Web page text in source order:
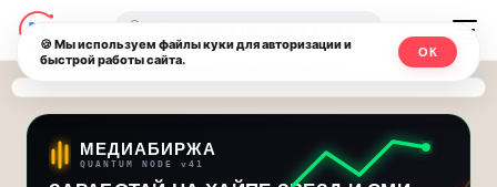
Последние
новости
и
обновления
потока:
Москвичи.net
—
Главный
столичный
🔍
МЕДИАБИРЖА
QUANTUM NODE v41
🍪 Мы используем файлы куки для авторизации и
быстрой работы сайта.
ОК